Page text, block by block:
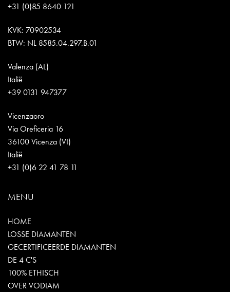
+31 (0)85 8640 121
KVK: 70902534
BTW: NL 8585.04.297.B.01
Valenza (AL)
Italië
+39 0131 947377
Vicenzaoro
Via Oreficeria 16
36100 Vicenza (VI)
Italië
+31 (0)6 22 41 78 11
MENU
HOME
LOSSE DIAMANTEN
GECERTIFICEERDE DIAMANTEN
DE 4 C'S
100% ETHISCH
OVER VODIAM